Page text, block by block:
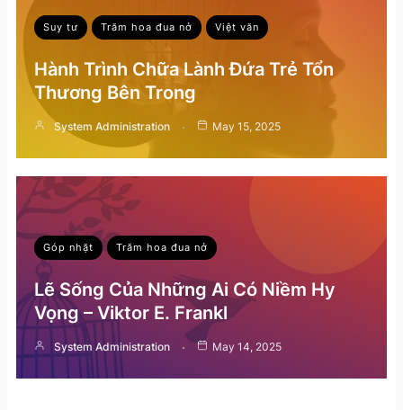
Suy tư Trăm hoa đua nở Việt văn
Hành Trình Chữa Lành Đứa Trẻ Tổn
Thương Bên Trong
System Administration May 15, 2025
Góp nhặt Trăm hoa đua nở
Lẽ Sống Của Những Ai Có Niềm Hy
Vọng – Viktor E. Frankl
System Administration May 14, 2025